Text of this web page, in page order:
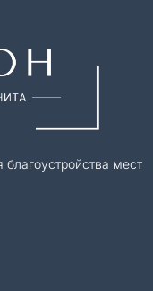
мест